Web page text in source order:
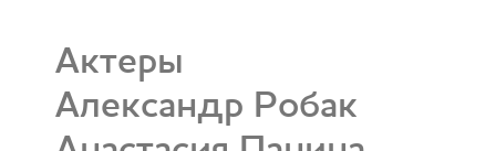
Актеры
Александр Робак